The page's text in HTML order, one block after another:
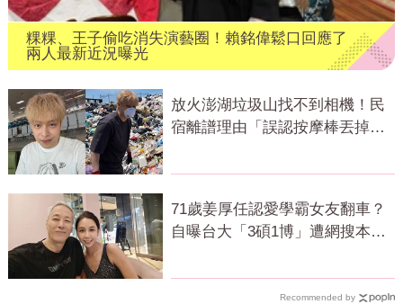
粿粿、王子偷吃消失演藝圈！賴銘偉鬆口回應了
兩人最新近況曝光
放火澎湖垃圾山找不到相機！民
宿離譜理由「誤認按摩棒丟掉」
71歲姜厚任認愛學霸女友翻車？
自曝台大「3碩1博」遭網搜本
Recommended by